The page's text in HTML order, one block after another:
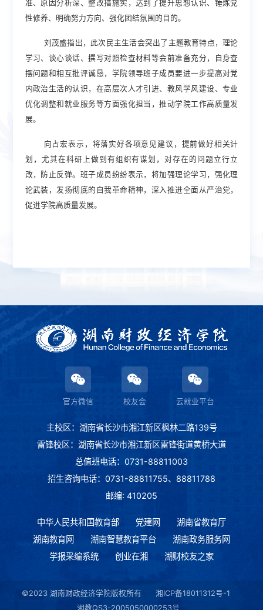
准、原因分析深、整改措施实，达到了提升思想认识、锤炼党
性修养、明确努力方向、强化团结氛围的目的。
刘茂盛指出 ， 此次民主生活会突出了主题教育特点，理论
学习、谈心谈话、撰写对照检查材料等会前准备充分，自身查
摆问题和相互批评诚恳，学院领导班子成员要进一步提高对党
内政治生活的认识，在高层次人才引进、教风学风建设、专业
优化调整和就业服务等方面强化担当，推动学院工作高质量发
展。
向占宏表示 ， 将落实好各项意见建议，提前做好相关计
划，尤其在科研上做到有组织有谋划，对存在的问题立行立
改，防止反弹。班子成员纷纷表示，将加强理论学习，强化理
论武装，发扬彻底的 自我革命精神， 深入推进全面从严治党，
促进学院高质量发展。
官方微信 校友会 云就业平台
主校区：湖南省长沙市湘江新区枫林二路139号
雷锋校区：湖南省长沙市湘江新区雷锋街道黄桥大道
总值班电话：0731-88811003
招生咨询电话：0731-88811755、88811788
邮编: 410205
中华人民共和国教育部 党建网
湖南省教育厅
湖南教育网
湖南智慧教育平台
湖南政务服务网
学报采编系统
创业在湘 湖财校友之家
©2023 湖南财政经济学院版权所有
湘ICP备18011312号-1
湘教QS3-2005050000253号